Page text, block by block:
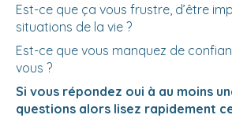
Est-ce que ça vous frustre, d’être
situations de la vie ?
Est-ce que vous manquez de
vous ?
Si vous répondez oui à au moins
questions alors lisez rapidement